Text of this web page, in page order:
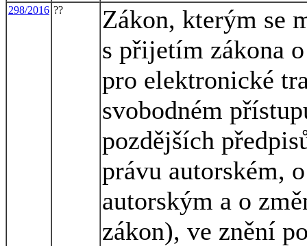
298/2016 ??
Zákon, kterým se
s přijetím zákona
pro elektronické
svobodném
pozdějších
právu autorském,
autorským a o
zákon), ve znění